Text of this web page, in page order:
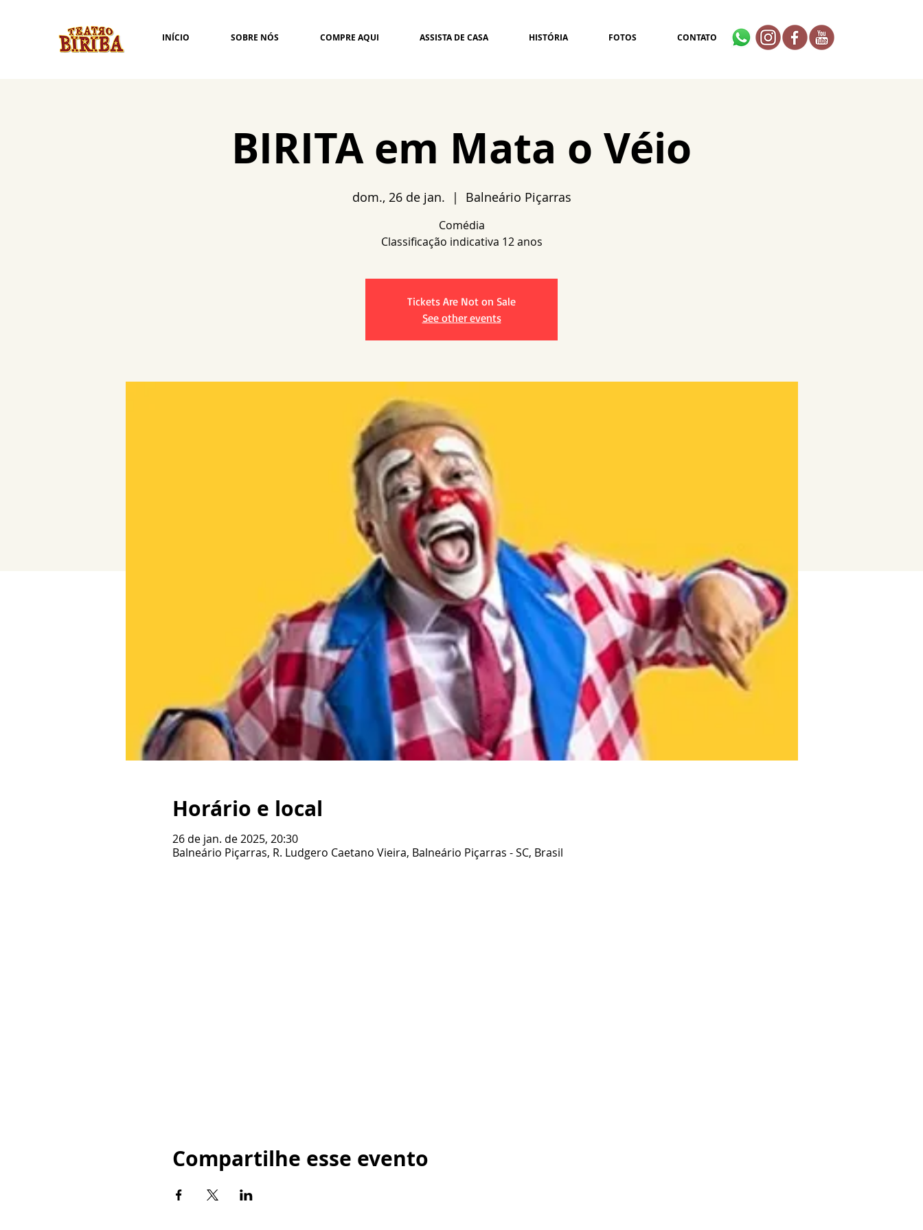
INÍCIO SOBRE NÓS COMPRE AQUI ASSISTA DE CASA HISTÓRIA FOTOS CONTATO
BIRITA em Mata o Véio
dom., 26 de jan.
  |
Balneário Piçarras
Comédia
Tickets Are Not on Sale
See other events
Horário e local
26 de jan. de 2025, 20:30
Balneário Piçarras, R. Ludgero Caetano Vieira, Balneário Piçarras - SC, Brasil
Compartilhe esse evento